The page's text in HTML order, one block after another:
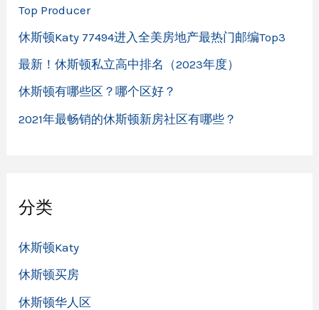
Top Producer
休斯顿Katy 77494进入全美房地产最热门邮编Top3
最新！休斯顿私立高中排名（2023年度）
休斯顿有哪些区？哪个区好？
2021年最畅销的休斯顿新房社区有哪些？
分类
休斯顿Katy
休斯顿买房
休斯顿华人区